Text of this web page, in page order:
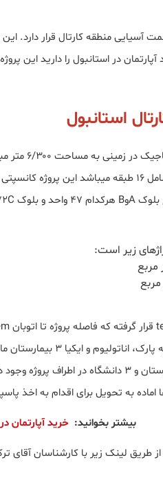
آسیایی منطقه کارتال قرار دارد.
در استانبول را دارید این
استانبول
زیر است:
۴ مرکز خرید بزرگ از جمله
به تحویل برای اقدام به اخذ
بیشتر بخوانید: خرید آپارتمان
طریق لینک زیر با کارشناسان آقای